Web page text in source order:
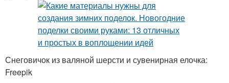
Снеговичок из валяной шерсти и сувенирная елочка:
Freepik